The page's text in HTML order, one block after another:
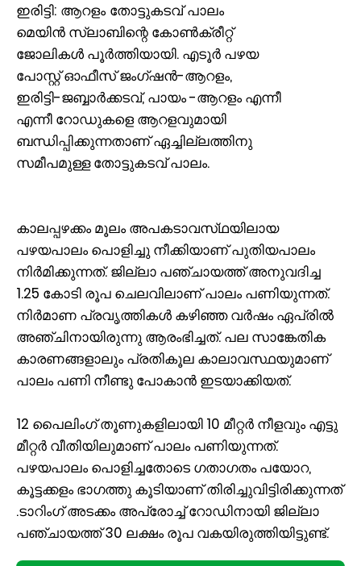
ഇരിട്ടി: ആറളം തോട്ടുകടവ് പാലം
മെയിൻ സ്ലാബിന്റെ കോൺക്രീറ്റ്
ജോലികൾ പൂർത്തിയായി. എടൂർ പഴയ
പോസ്റ്റ് ഓഫീസ് ജംഗ്ഷൻ-ആറളം,
ഇരിട്ടി-ജബ്ബാർക്കടവ്, പായം -ആറളം എന്നീ
എന്നീ റോഡുകളെ ആറളവുമായി
ബന്ധിപ്പിക്കുന്നതാണ് ഏച്ചില്ലത്തിനു
സമീപമുള്ള തോട്ടുകടവ് പാലം.
കാലപ്പഴക്കം മൂലം അപകടാവസ്‌ഥയിലായ
പഴയപാലം പൊളിച്ചു നീക്കിയാണ് പുതിയപാലം
നിർമിക്കുന്നത്. ജില്ലാ പഞ്ചായത്ത് അനുവദിച്ച
1.25 കോടി രൂപ ചെലവിലാണ് പാലം പണിയുന്നത്.
നിർമാണ പ്രവൃത്തികള്‍ കഴിഞ്ഞ വർഷം ഏപ്രില്‍
അഞ്ചിനായിരുന്നു ആരംഭിച്ചത്. പല സാങ്കേതിക
കാരണങ്ങളാലും പ്രതികൂല കാലാവസ്ഥയുമാണ്
പാലം പണി നീണ്ടു പോകാൻ ഇടയാക്കിയത്.
12 പൈലിംഗ് തൂണുകളിലായി 10 മീറ്റർ നീളവും എട്ടു
മീറ്റർ വീതിയിലുമാണ് പാലം പണിയുന്നത്.
പഴയപാലം പൊളിച്ചതോടെ ഗതാഗതം പയോറ,
കൂട്ടക്കളം ഭാഗത്തു കൂടിയാണ് തിരിച്ചുവിട്ടിരിക്കുന്നത്
.ടാറിംഗ് അടക്കം അപ്രോച്ച്‌ റോഡിനായി ജില്ലാ
പഞ്ചായത്ത് 30 ലക്ഷം രൂപ വകയിരുത്തിയിട്ടുണ്ട്.